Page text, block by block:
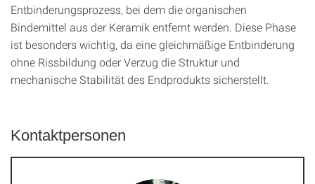
Entbinderungsprozess, bei dem die organischen
Bindemittel aus der Keramik entfernt werden. Diese Phase
ist besonders wichtig, da eine gleichmäßige Entbinderung
ohne Rissbildung oder Verzug die Struktur und
mechanische Stabilität des Endprodukts sicherstellt.
Kontaktpersonen